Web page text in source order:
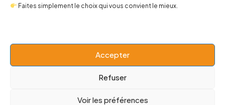
Faites simplement le choix qui vous convient le mieux.
Accepter
Refuser
Voir les préférences